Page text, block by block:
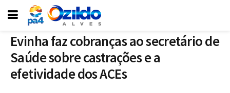
Evinha faz cobranças ao secretário de
Saúde sobre castrações e a
efetividade dos ACEs